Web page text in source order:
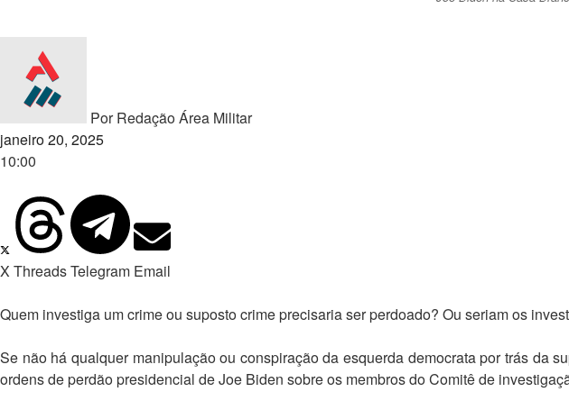
PorRedação Área Militar
janeiro 20, 2025
10:00
X ThreadsTelegram Email
Quem investiga um crime ou suposto crime precisaria ser perdoado? Ou seriam os
Se não há qualquer manipulação ou conspiração da esquerda democrata por trás da
ordens de perdão presidencial de Joe Biden sobre os membros do Comitê de